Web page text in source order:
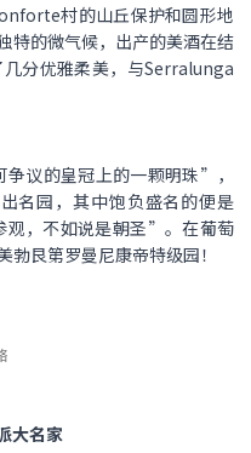
村的山丘保护和圆形地
特的微气候，出产的美酒在结
分优雅柔美，与Serralunga
议的皇冠上的一颗明珠”，
名园，其中饱负盛名的便是
观，不如说是朝圣”。在葡萄
艮第罗曼尼康帝特级园！
大名家